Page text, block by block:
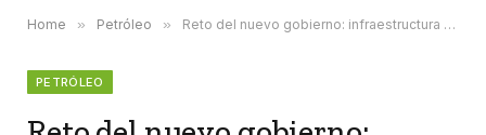
Home » Petróleo » Reto del nuevo gobierno: infraestructura y hacer competitivo a Pemex
PETRÓLEO